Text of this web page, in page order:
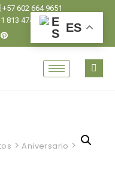
602 664 9651
813 474 0790
>Aniversario >
ES